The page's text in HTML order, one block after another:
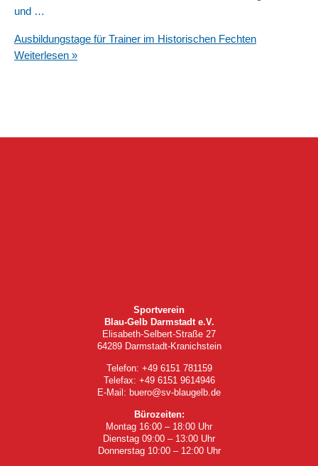
und …
Ausbildungstage für Trainer im Historischen Fechten
Weiterlesen »
Sportverein
Blau-Gelb Darmstadt e.V.
Elisabeth-Selbert-Straße 27
64289 Darmstadt-Kranichstein
Telefon: +49 6151 781159
Telefax: +49 6151 9614946
E-Mail: buero@sv-blaugelb.de
Bürozeiten:
Montag 16:00 – 18:00 Uhr
Dienstag 09:00 – 13:00 Uhr
Donnerstag 10:00 – 12:00 Uhr